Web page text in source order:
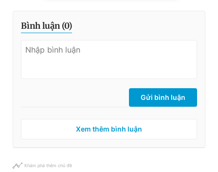
Bình luận (0)
Gửi bình luận
Xem thêm bình luận
Khám phá thêm chủ đề